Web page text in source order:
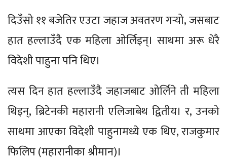
दिउँसो ११ बजेतिर एउटा जहाज अवतरण गर्‍यो, जसबाट
हात हल्लाउँदै एक महिला ओर्लिइन्। साथमा अरू धेरै
विदेशी पाहुना पनि थिए।
त्यस दिन हात हल्लाउँदै जहाजबाट ओर्लिने ती महिला
थिइन्, ब्रिटेनकी महारानी एलिजाबेथ द्वितीय। र, उनको
साथमा आएका विदेशी पाहुनामध्ये एक थिए, राजकुमार
फिलिप (महारानीका श्रीमान)।